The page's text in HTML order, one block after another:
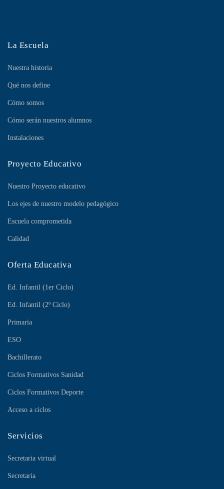
La Escuela
Nuestra historia
Qué nos define
Cómo somos
Cómo serán nuestros alumnos
Instalaciones
Proyecto Educativo
Nuestro Proyecto educativo
Los ejes de nuestro modelo pedagógico
Escuela comprometida
Calidad
Oferta Educativa
Ed. Infantil (1er Ciclo)
Ed. Infantil (2º Ciclo)
Primaria
ESO
Bachillerato
Ciclos Formativos Sanidad
Ciclos Formativos Deporte
Acceso a ciclos
Servicios
Secretaria virtual
Secretaria